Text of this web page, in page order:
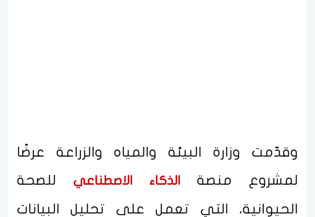
وقدّمت وزارة البيئة والمياه والزراعة عرضًا
لمشروع منصةالذكاء الاصطناعيللصحة
الحيوانية، التي تعمل على تحليل البيانات